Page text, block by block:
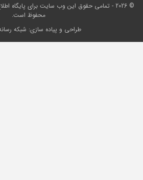
© 2026 - تمامی حقوق این وب سایت برای
پایگاه
محفوظ است.
طراحی و پیاده سازی: شبکه